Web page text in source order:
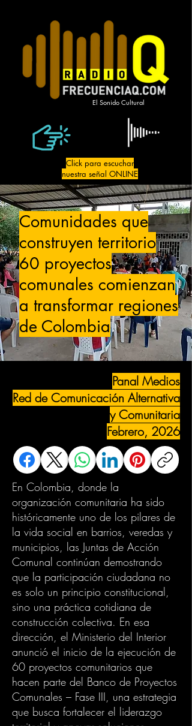
Click para escuchar
nuestra señal ONLINE
El Sonido Cultural
Comunidades que
construyen territorio
60 proyectos
comunales comienzan
a transformar regiones
de Colombia
Panal Medios
Red de Comunicación Alternativa
y Comunitaria
Febrero, 2026
En Colombia, donde la
organización comunitaria ha sido
históricamente uno de los pilares de
la vida social en barrios, veredas y
municipios, las Juntas de Acción
Comunal continúan demostrando
que la participación ciudadana no
es solo un principio constitucional,
sino una práctica cotidiana de
construcción colectiva. En esa
dirección, el Ministerio del Interior
anunció el inicio de la ejecución de
60 proyectos comunitarios que
hacen parte del Banco de Proyectos
Comunales – Fase III, una estrategia
que busca fortalecer el liderazgo